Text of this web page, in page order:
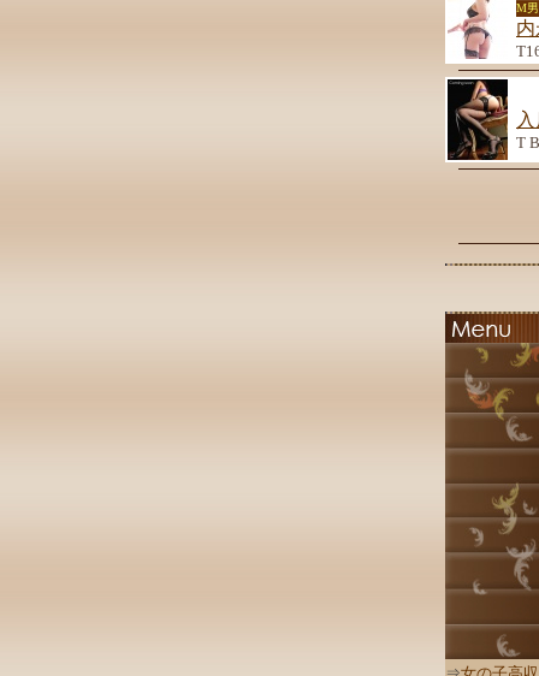
M
T